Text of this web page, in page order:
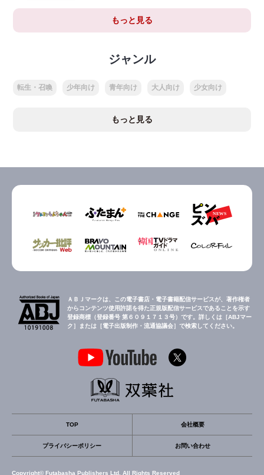
もっと見る
ジャンル
転生・召喚 少年向け 青年向け 大人向け 少女向け
もっと見る
ＡＢＪマークは、この電子書店・電子書籍配信サービスが、著作権者
からコンテンツ使用許諾を得た正規版配信サービスであることを示す
登録商標（登録番号 第６０９１７１３号）です。詳しくは［ABJマー
ク］または［電子出版制作・流通協議会］で検索してください。
TOP 会社概要
プライバシーポリシー お問い合わせ
Copyright© Futabasha Publishers Ltd. All Rights Reserved